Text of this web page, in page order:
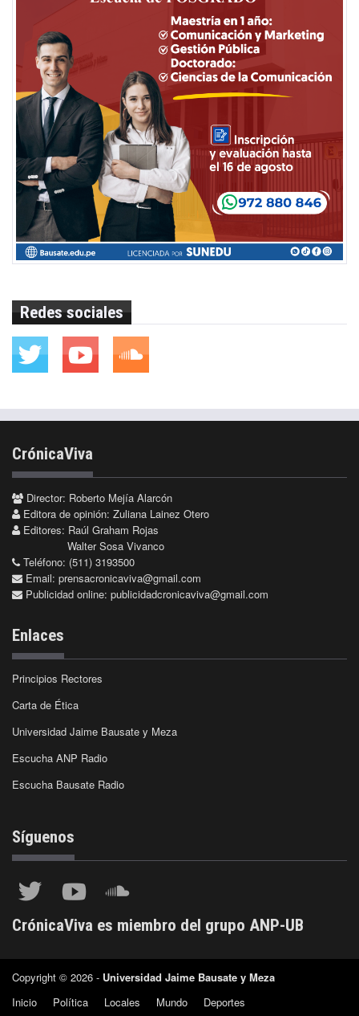
Redes sociales
CrónicaViva
Director: Roberto Mejía Alarcón
Editora de opinión: Zuliana Lainez Otero
Editores: Raúl Graham Rojas
Walter Sosa Vivanco
Teléfono: (511) 3193500
Email: prensacronicaviva@gmail.com
Publicidad online: publicidadcronicaviva@gmail.com
Enlaces
Principios Rectores
Carta de Ética
Universidad Jaime Bausate y Meza
Escucha ANP Radio
Escucha Bausate Radio
Síguenos
CrónicaViva es miembro del grupo ANP-UB
Copyright © 2026 - Universidad Jaime Bausate y Meza
Inicio
Política Locales Mundo Deportes